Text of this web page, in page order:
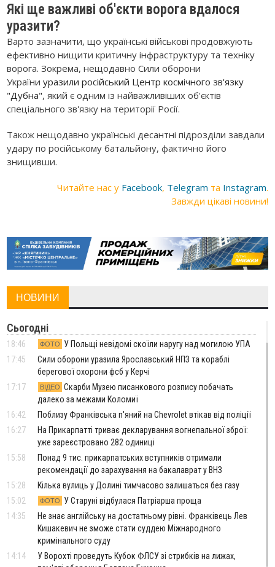
Які ще важливі об'єкти ворога вдалося
уразити?
Варто зазначити, що українські військові продовжують
ефективно нищити критичну інфраструктуру та техніку
ворога. Зокрема, нещодавно Сили оборони
Україниуразили російський Центр космічного зв'язку
"Дубна", який є одним із найважливіших об'єктів
спеціального зв'язку на території Росії.
Також нещодавно українські десантні підрозділи завдали
удару по російському батальйону, фактично його
знищивши.
Читайте нас у Facebook, Telegram та Instagram.
Завжди цікаві новини!
НОВИНИ
Сьогодні
18:46 ФОТО
У Польщі невідомі скоїли наругу над могилою УПА
17:45
Сили оборони уразила Ярославський НПЗ та кораблі
берегової охорони фсб у Керчі
17:17
ВІДЕО Скарби Музею писанкового розпису побачать
далеко за межами Коломиї
16:42
Поблизу Франківська п'яний на Chevrolet втікав від поліції
16:27
На Прикарпатті триває декларування вогнепальної зброї:
уже зареєстровано 282 одиниці
15:58
Понад 9 тис. прикарпатських вступників отримали
рекомендації до зарахування на бакалаврат у ВНЗ
15:28
Кілька вулиць у Долині тимчасово залишаться без газу
15:02
ФОТО
У Старуні відбулася Патріарша проща
14:35
Не знає англійську на достатньому рівні. Франківець Лев
Кишакевич не зможе стати суддею Міжнародного
кримінального суду
14:14
У Ворохті проведуть Кубок ФЛСУ зі стрибків на лижах,